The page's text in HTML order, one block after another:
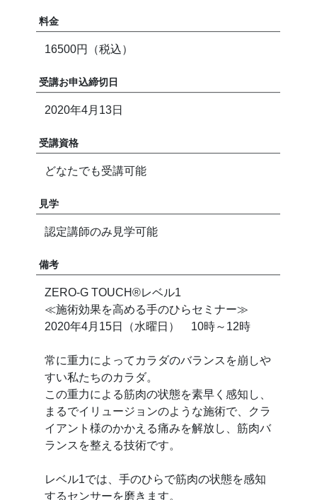
料金
16500円（税込）
受講お申込締切日
2020年4月13日
受講資格
どなたでも受講可能
見学
認定講師のみ見学可能
備考
ZERO-G TOUCH®︎レベル1
≪施術効果を高める手のひらセミナー≫
2020年4月15日（水曜日） 10時～12時
常に重力によってカラダのバランスを崩しや
すい私たちのカラダ。
この重力による筋肉の状態を素早く感知し、
まるでイリュージョンのような施術で、クラ
イアント様のかかえる痛みを解放し、筋肉バ
ランスを整える技術です。
レベル1では、手のひらで筋肉の状態を感知
するセンサーを磨きます。